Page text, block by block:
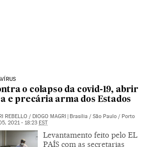
o colapso da covid-19, abrir
e precária arma dos Estados
REBELLO / DIOGO MAGRI | Brasília / São Paulo / Porto
2021 - 18:23 EST
Levantamento feito pelo EL
PAÍS com as secretarias